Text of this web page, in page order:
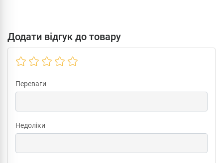
Додати відгук до товару
Переваги
Недоліки